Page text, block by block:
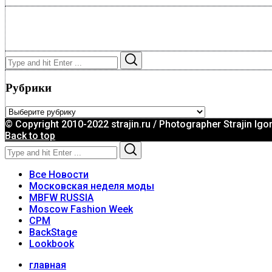
Search
for:
Рубрики
Рубрики
© Copyright 2010-2022 strajin.ru / Photographer Strajin Igor
Back to top
Search
for:
Все Новости
Московская неделя моды
MBFW RUSSIA
Moscow Fashion Week
CPM
BackStage
Lookbook
главная